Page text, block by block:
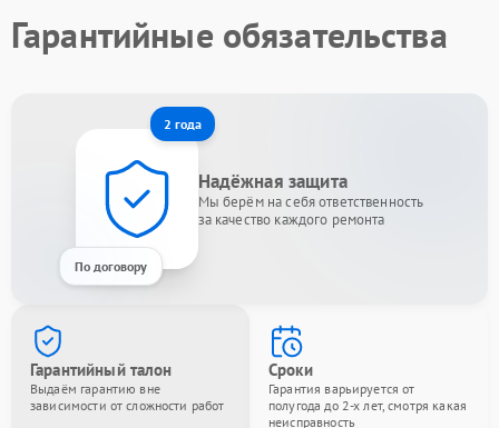
Гарантийные обязательства
2 года
По договору
Надёжная защита
Мы берём на себя ответственность
за качество каждого ремонта
Гарантийный талон
Выдаём гарантию вне
зависимости от сложности работ
Сроки
Гарантия варьируется от
полугода до 2-х лет, смотря какая
неисправность